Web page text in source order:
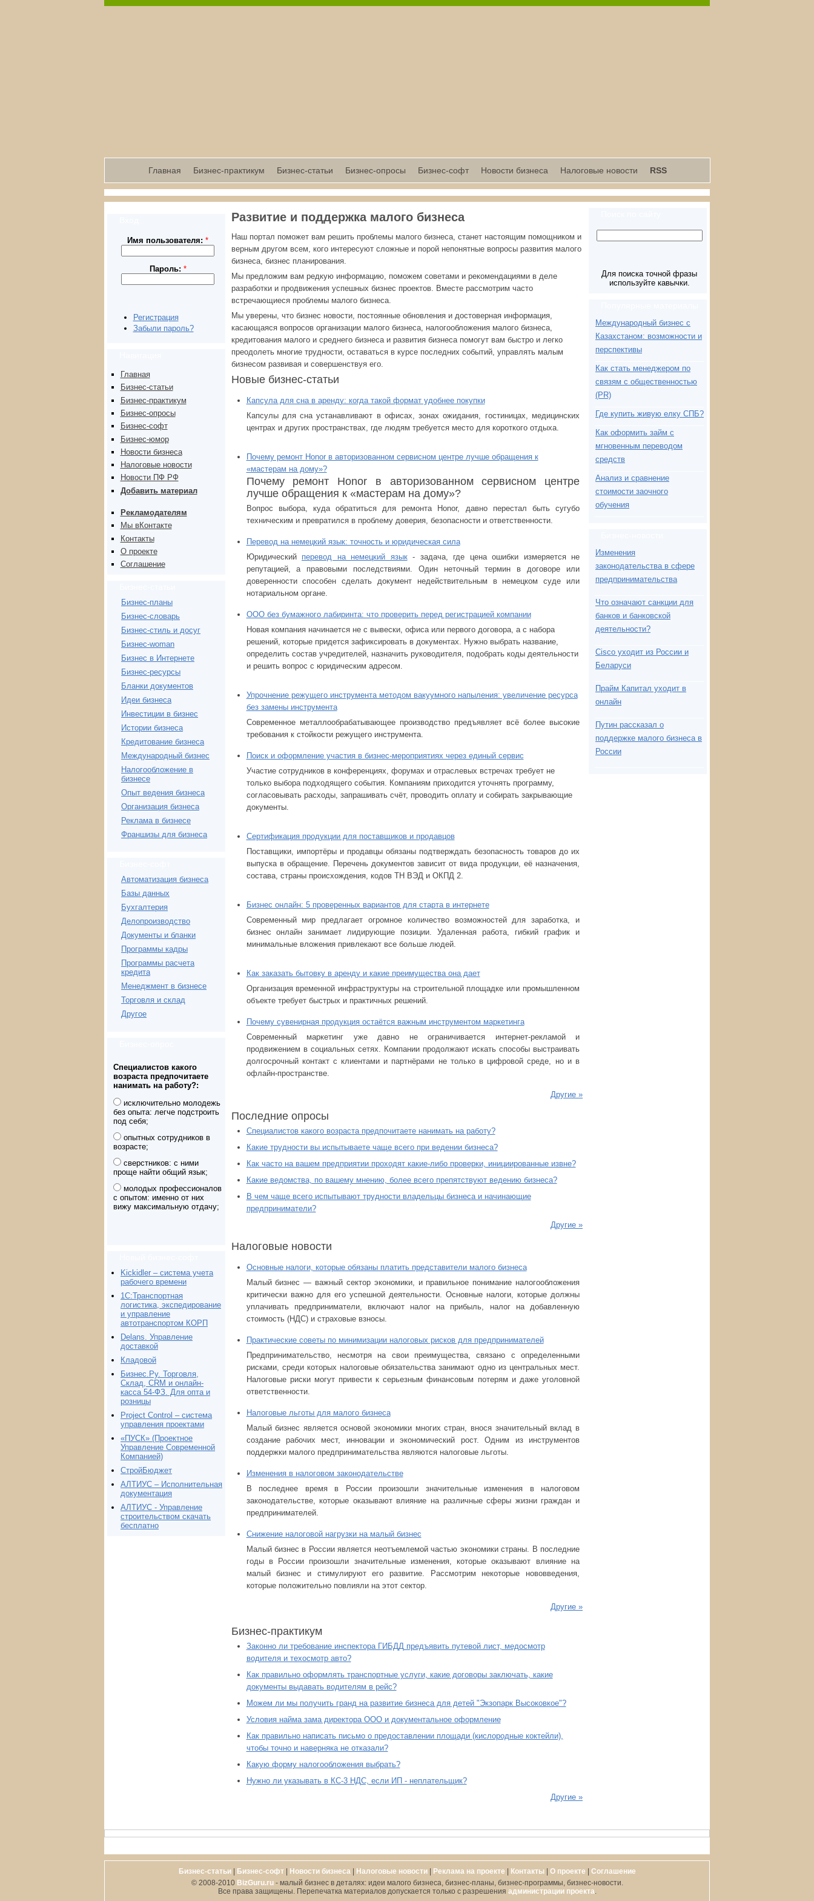
Главная Бизнес-практикум Бизнес-статьи Бизнес-опросы Бизнес-софт Новости бизнеса Налоговые новости RSS
Имя пользователя: *
Пароль: *
Регистрация
Забыли пароль?
Главная
Бизнес-статьи
Бизнес-практикум
Бизнес-опросы
Бизнес-софт
Бизнес-юмор
Новости бизнеса
Налоговые новости
Новости ПФ РФ
Добавить материал
Рекламодателям
Мы вКонтакте
Контакты
О проекте
Соглашение
Бизнес-планы
Бизнес-словарь
Бизнес-стиль и досуг
Бизнес-woman
Бизнес в Интернете
Бизнес-ресурсы
Бланки документов
Идеи бизнеса
Инвестиции в бизнес
Истории бизнеса
Кредитование бизнеса
Международный бизнес
Налогообложение в
бизнесе
Опыт ведения бизнеса
Организация бизнеса
Реклама в бизнесе
Франшизы для бизнеса
Автоматизация бизнеса
Базы данных
Бухгалтерия
Делопроизводство
Документы и бланки
Программы кадры
Программы расчета
кредита
Менеджмент в бизнесе
Торговля и склад
Другое
Специалистов какого
возраста предпочитаете
нанимать на работу?:
исключительно молодежь
без опыта: легче подстроить
под себя;
опытных сотрудников в
возрасте;
сверстников: с ними
проще найти общий язык;
молодых профессионалов
с опытом: именно от них
вижу максимальную отдачу;
Kickidler – система учета
рабочего времени
1С:Транспортная
логистика, экспедирование
и управление
автотранспортом КОРП
Delans. Управление
доставкой
Кладовой
Бизнес.Ру. Торговля,
Склад, CRM и онлайн-
касса 54-ФЗ. Для опта и
розницы
Project Сontrol – система
управления проектами
«ПУСК» (Проектное
Управление Современной
Компанией)
СтройБюджет
АЛТИУС – Исполнительная
документация
АЛТИУС - Управление
строительством скачать
бесплатно
Развитие и поддержка малого бизнеса
Наш портал поможет вам решить проблемы малого бизнеса, станет настоящим помощником и
верным другом всем, кого интересуют сложные и порой непонятные вопросы развития малого
бизнеса, бизнес планирования.
Мы предложим вам редкую информацию, поможем советами и рекомендациями в деле
разработки и продвижения успешных бизнес проектов. Вместе рассмотрим часто
встречающиеся проблемы малого бизнеса.
Мы уверены, что бизнес новости, постоянные обновления и достоверная информация,
касающаяся вопросов организации малого бизнеса, налогообложения малого бизнеса,
кредитования малого и среднего бизнеса и развития бизнеса помогут вам быстро и легко
преодолеть многие трудности, оставаться в курсе последних событий, управлять малым
бизнесом развивая и совершенствуя его.
Новые бизнес-статьи
Капсула для сна в аренду: когда такой формат удобнее покупки
Капсулы для сна устанавливают в офисах, зонах ожидания, гостиницах, медицинских
центрах и других пространствах, где людям требуется место для короткого отдыха.
Почему ремонт Honor в авторизованном сервисном центре лучше обращения к
«мастерам на дому»?
Почему ремонт Honor в авторизованном сервисном центре
лучше обращения к «мастерам на дому»?
Вопрос выбора, куда обратиться для ремонта Honor, давно перестал быть сугубо
техническим и превратился в проблему доверия, безопасности и ответственности.
Перевод на немецкий язык: точность и юридическая сила
Юридический перевод на немецкий язык- задача, где цена ошибки измеряется не
репутацией, а правовыми последствиями. Один неточный термин в договоре или
доверенности способен сделать документ недействительным в немецком суде или
нотариальном органе.
ООО без бумажного лабиринта: что проверить перед регистрацией компании
Новая компания начинается не с вывески, офиса или первого договора, а с набора
решений, которые придется зафиксировать в документах. Нужно выбрать название,
определить состав учредителей, назначить руководителя, подобрать коды деятельности
и решить вопрос с юридическим адресом.
Упрочнение режущего инструмента методом вакуумного напыления: увеличение ресурса
без замены инструмента
Современное металлообрабатывающее производство предъявляет всё более высокие
требования к стойкости режущего инструмента.
Поиск и оформление участия в бизнес-мероприятиях через единый сервис
Участие сотрудников в конференциях, форумах и отраслевых встречах требует не
только выбора подходящего события. Компаниям приходится уточнять программу,
согласовывать расходы, запрашивать счёт, проводить оплату и собирать закрывающие
документы.
Сертификация продукции для поставщиков и продавцов
Поставщики, импортёры и продавцы обязаны подтверждать безопасность товаров до их
выпуска в обращение. Перечень документов зависит от вида продукции, её назначения,
состава, страны происхождения, кодов ТН ВЭД и ОКПД 2.
Бизнес онлайн: 5 проверенных вариантов для старта в интернете
Современный мир предлагает огромное количество возможностей для заработка, и
бизнес онлайн занимает лидирующие позиции. Удаленная работа, гибкий график и
минимальные вложения привлекают все больше людей.
Как заказать бытовку в аренду и какие преимущества она дает
Организация временной инфраструктуры на строительной площадке или промышленном
объекте требует быстрых и практичных решений.
Почему сувенирная продукция остаётся важным инструментом маркетинга
Современный маркетинг уже давно не ограничивается интернет-рекламой и
продвижением в социальных сетях. Компании продолжают искать способы выстраивать
долгосрочный контакт с клиентами и партнёрами не только в цифровой среде, но и в
офлайн-пространстве.
Другие »
Последние опросы
Специалистов какого возраста предпочитаете нанимать на работу?
Какие трудности вы испытываете чаще всего при ведении бизнеса?
Как часто на вашем предприятии проходят какие-либо проверки, инициированные извне?
Какие ведомства, по вашему мнению, более всего препятствуют ведению бизнеса?
В чем чаще всего испытывают трудности владельцы бизнеса и начинающие
предприниматели?
Другие »
Налоговые новости
Основные налоги, которые обязаны платить представители малого бизнеса
Малый бизнес — важный сектор экономики, и правильное понимание налогообложения
критически важно для его успешной деятельности. Основные налоги, которые должны
уплачивать предприниматели, включают налог на прибыль, налог на добавленную
стоимость (НДС) и страховые взносы.
Практические советы по минимизации налоговых рисков для предпринимателей
Предпринимательство, несмотря на свои преимущества, связано с определенными
рисками, среди которых налоговые обязательства занимают одно из центральных мест.
Налоговые риски могут привести к серьезным финансовым потерям и даже уголовной
ответственности.
Налоговые льготы для малого бизнеса
Малый бизнес является основой экономики многих стран, внося значительный вклад в
создание рабочих мест, инновации и экономический рост. Одним из инструментов
поддержки малого предпринимательства являются налоговые льготы.
Изменения в налоговом законодательстве
В последнее время в России произошли значительные изменения в налоговом
законодательстве, которые оказывают влияние на различные сферы жизни граждан и
предпринимателей.
Снижение налоговой нагрузки на малый бизнес
Малый бизнес в России является неотъемлемой частью экономики страны. В последние
годы в России произошли значительные изменения, которые оказывают влияние на
малый бизнес и стимулируют его развитие. Рассмотрим некоторые нововведения,
которые положительно повлияли на этот сектор.
Другие »
Бизнес-практикум
Законно ли требование инспектора ГИБДД предъявить путевой лист, медосмотр
водителя и техосмотр авто?
Как правильно оформлять транспортные услуги, какие договоры заключать, какие
документы выдавать водителям в рейс?
Можем ли мы получить гранд на развитие бизнеса для детей "Экзопарк Высоковкое"?
Условия найма зама директора ООО и документальное оформление
Как правильно написать письмо о предоставлении площади (кислородные коктейли),
чтобы точно и наверняка не отказали?
Какую форму налогообложения выбрать?
Нужно ли указывать в КС-3 НДС, если ИП - неплательщик?
Другие »
Для поиска точной фразы
используйте кавычки.
Международный бизнес с
Казахстаном: возможности и
перспективы
Как стать менеджером по
связям с общественностью
(PR)
Где купить живую елку СПБ?
Как оформить займ с
мгновенным переводом
средств
Анализ и сравнение
стоимости заочного
обучения
Изменения
законодательства в сфере
предпринимательства
Что означают санкции для
банков и банковской
деятельности?
Cisco уходит из России и
Беларуси
Прайм Капитал уходит в
онлайн
Путин рассказал о
поддержке малого бизнеса в
России
Бизнес-статьи| Бизнес-софт| Новости бизнеса| Налоговые новости| Реклама на проекте Контакты| О проекте
Cоглашение
© 2008-2010 BizGuru.ru- малый бизнес в деталях: идеи малого бизнеса, бизнес-планы, бизнес-программы, бизнес-новости.
Все права защищены. Перепечатка материалов допускается только с разрешения администрации проекта.